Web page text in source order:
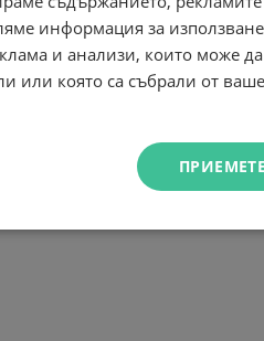
информация за
и анализи, които може
или която са събрали от